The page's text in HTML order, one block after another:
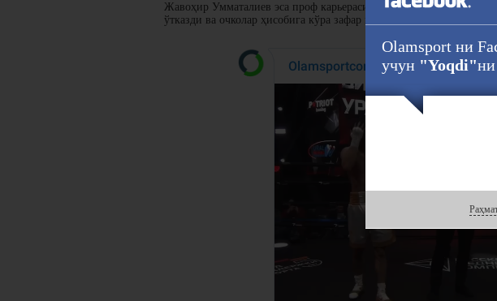
Жавоҳир Умматалиев эса проф карьерасидаги илк жангини
ўтказди ва очколар ҳисобига кўра зафар қучди.
Olamsport ни
учун "Yoqdi"